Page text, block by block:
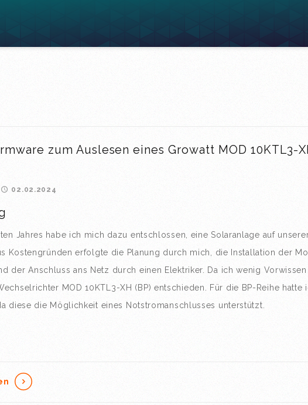
zum Auslesen eines Growatt MOD 10KTL3-
02.02.2024
Jahres habe ich mich dazu entschlossen, eine Solaranlage auf
Kostengründen erfolgte die Planung durch mich, die Installation der
der Anschluss ans Netz durch einen Elektriker. Da ich wenig
MOD 10KTL3-XH (BP) entschieden. Für die BP-Reihe hatte
diese die Möglichkeit eines Notstromanschlusses unterstützt.